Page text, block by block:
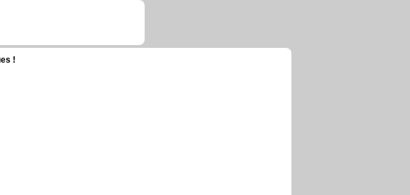
!